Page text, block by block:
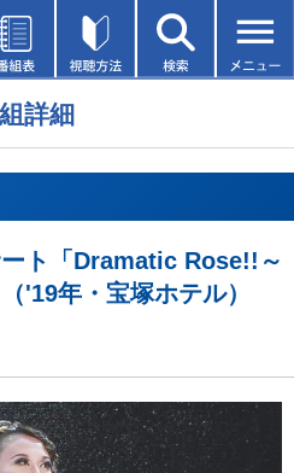
詳細
ト「Dramatic Rose!!～
'19年・宝塚ホテル）